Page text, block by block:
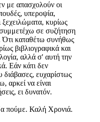
με απασχολούν οι
υπεροψία,
ξεχειλώματα, κυρίως
σε συζήτηση
Ότι καταθέτω συνήθως
βιβλιογραφικά και
αλλά σ' αυτή την
Εάν κάτι δεν
διάβασες, ευχαρίστως
αρκεί να είναι
ει δυνατόν.
πούμε. Καλή Χρονιά.